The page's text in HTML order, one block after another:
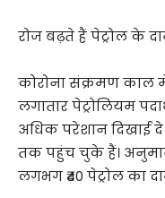
रोज बढ़ते हैं पेट्रोल के
कोरोना संक्रमण काल
लगातार पेट्रोलियम
अधिक परेशान दिखाई दे
तक पहुंच चुके हैं।
लगभग ₹40 पेट्रोल का